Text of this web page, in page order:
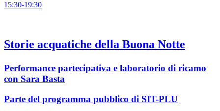
15:30-19:30
Storie acquatiche della Buona Notte
Performance partecipativa e laboratorio di ricamo
con Sara Basta
Parte del programma pubblico di SIT-PLU